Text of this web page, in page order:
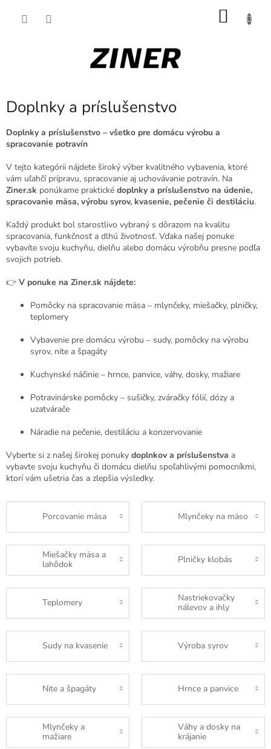
Doplnky a príslušenstvo
Doplnky a príslušenstvo – všetko pre domácu výrobu a
spracovanie potravín
V tejto kategórii nájdete široký výber kvalitného vybavenia, ktoré
vám uľahčí prípravu, spracovanie aj uchovávanie potravín. Na
Ziner.sk ponúkame praktické doplnky a príslušenstvo na údenie,
spracovanie mäsa, výrobu syrov, kvasenie, pečenie či destiláciu.
Každý produkt bol starostlivo vybraný s dôrazom na kvalitu
spracovania, funkčnosť a dlhú životnosť. Vďaka našej ponuke
vybavíte svoju kuchyňu, dielňu alebo domácu výrobňu presne podľa
svojich potrieb.
👉 V ponuke na Ziner.sk nájdete:
Pomôcky na spracovanie mäsa – mlynčeky, miešačky, plničky,
teplomery
Vybavenie pre domácu výrobu – sudy, pomôcky na výrobu
syrov, nite a špagáty
Kuchynské náčinie – hrnce, panvice, váhy, dosky, mažiare
Potravinárske pomôcky – sušičky, zváračky fólií, dózy a
uzatvárače
Náradie na pečenie, destiláciu a konzervovanie
Vyberte si z našej širokej ponuky doplnkov a príslušenstva a
vybavte svoju kuchyňu či domácu dielňu spoľahlivými pomocníkmi,
ktorí vám ušetria čas a zlepšia výsledky.
Porcovanie mäsa Mlynčeky na mäso
Miešačky mäsa a
lahôdok
Plničky klobás
Teplomery
Nastriekovačky
nálevov a ihly
Sudy na kvasenie Výroba syrov
Nite a špagáty Hrnce a panvice
Mlynčeky a
mažiare
Váhy a dosky na
krájanie